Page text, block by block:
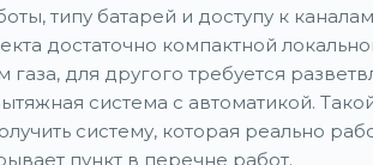
типу батарей и доступу к
достаточно компактной
газа, для другого требуется
система с автоматикой.
систему, которая реально
пункт в перечне работ.